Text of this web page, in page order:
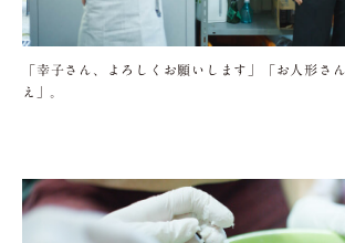
「幸子さん、よろしくお願いします」「お人形さ
え」。